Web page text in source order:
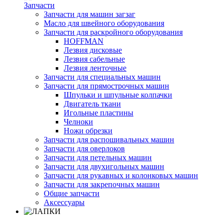
Запчасти
Запчасти для машин загзаг
Масло для швейного оборудования
Запчасти для раскройного оборудования
HOFFMAN
Лезвия дисковые
Лезвия сабельные
Лезвия ленточные
Запчасти для специальных машин
Запчасти для прямострочных машин
Шпульки и шпульные колпачки
Двигатель ткани
Игольные пластины
Челноки
Ножи обрезки
Запчасти для распошивальных машин
Запчасти для оверлоков
Запчасти для петельных машин
Запчасти для двухигольных машин
Запчасти для рукавных и колонковых машин
Запчасти для закрепочных машин
Общие запчасти
Аксессуары